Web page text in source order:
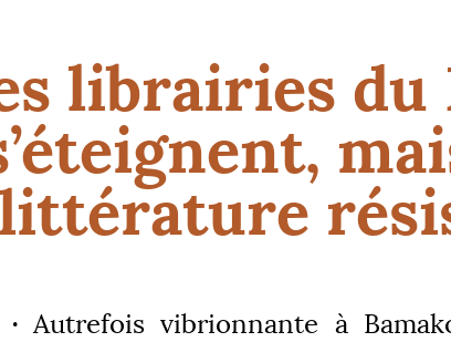
librairies du
littérature
Autrefois vibrionnante à